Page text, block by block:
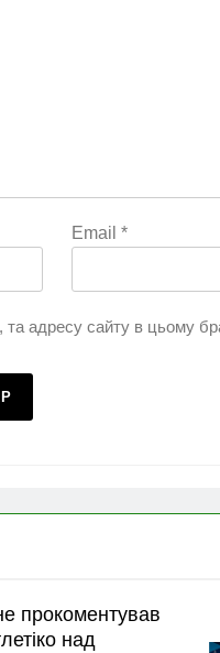
Email *
та адресу сайту в цьому
прокоментував
над